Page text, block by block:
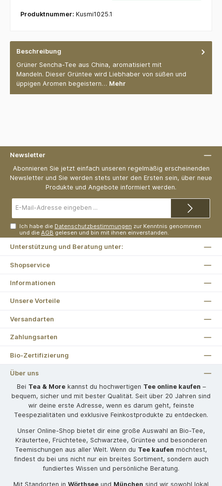
Produktnummer: Kusmi1025.1
Beschreibung
Grüner Sencha-Tee aus China, aromatisiert mit
Mandeln. Dieser Grüntee wird Liebhaber von süßen und
üppigen Aromen begeistern… Mehr
Newsletter
Abonnieren Sie jetzt einfach unseren regelmäßig erscheinenden
Newsletter und Sie werden stets unter den Ersten sein, über neue
Produkte und Angebote informiert werden.
Mail-
Ich habe die Datenschutzbestimmungen zur Kenntnis genommen
und dieAGB gelesen und bin mit ihnen einverstanden.
Unterstützung und Beratung unter:
Shopservice
Informationen
Unsere Vorteile
Versandarten
Zahlungsarten
Bio-Zertifizierung
Über uns
Bei Tea & Morekannst du hochwertigen Tee online kaufen –
bequem, sicher und mit bester Qualität. Seit über 20 Jahren sind
wir deine erste Adresse, wenn es darum geht, feinste
Teespezialitäten und exklusive Feinkostprodukte zu entdecken.
Unser Online-Shop bietet dir eine große Auswahl an Bio-Tee,
Kräutertee, Früchtetee, Schwarztee, Grüntee und besonderen
Teemischungen aus aller Welt. Wenn du Tee kaufen möchtest,
findest du bei uns nicht nur ein breites Sortiment, sondern auch
fundiertes Wissen und persönliche Beratung.
Mit Standorten in Wörthsee und München sind wir sowohl lokal